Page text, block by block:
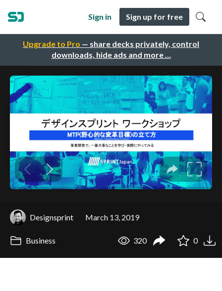
Upgrade to Pro — share decks privately, control
downloads, hide ads and more …
Sign in Sign up for free
Designsprint March 13, 2019
Business 320 0